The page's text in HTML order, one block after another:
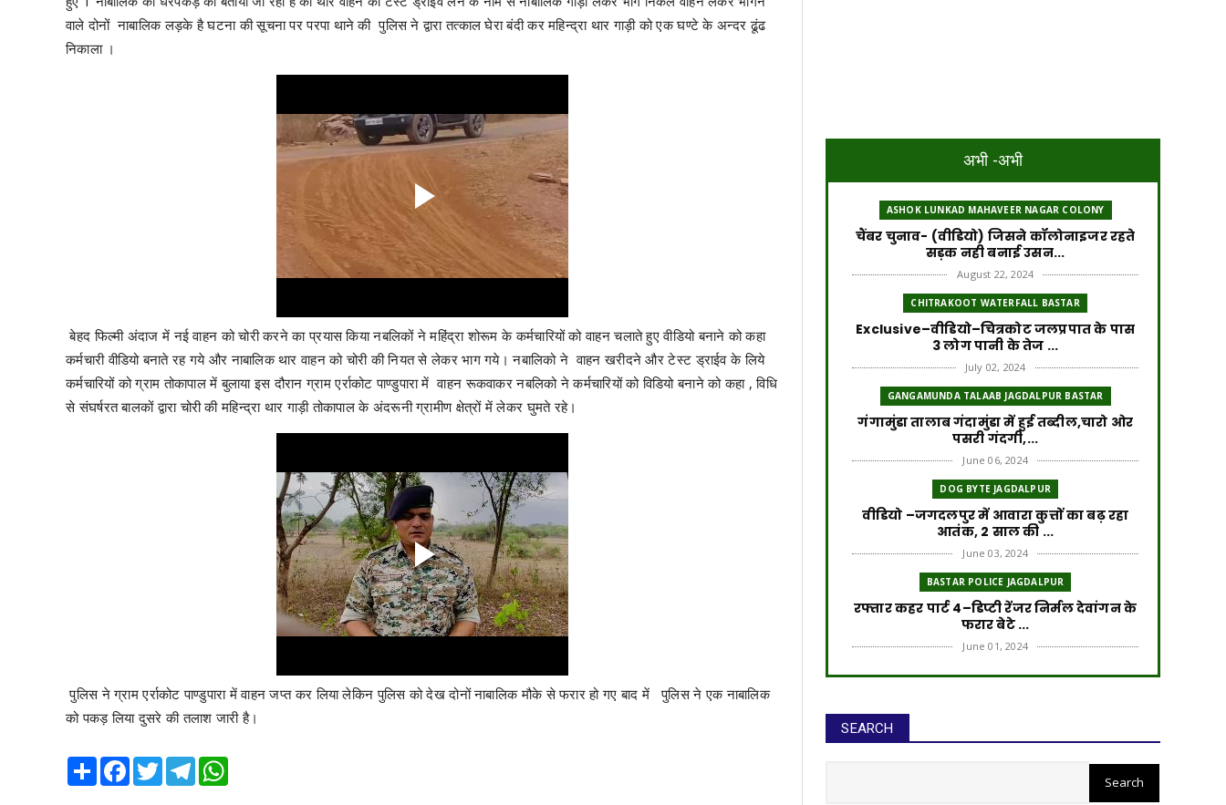
वाले दोनों नाबालिक लड़के है घटना की सूचना पर परपा थाने की पुलिस ने द्वारा तत्काल घेरा बंदी कर महिन्द्रा थार गाड़ी को एक घण्टे के अन्दर ढूंढ
निकाला ।
बेहद फिल्मी अंदाज में नई वाहन को चोरी करने का प्रयास किया नबलिकों ने महिंद्रा शोरूम के कर्मचारियों को वाहन चलाते हुए वीडियो बनाने को कहा
कर्मचारी वीडियो बनाते रह गये और नाबालिक थार वाहन को चोरी की नियत से लेकर भाग गये। नबालिको ने वाहन खरीदने और टेस्ट ड्राईव के लिये
कर्मचारियों को ग्राम तोकापाल में बुलाया इस दौरान ग्राम एर्राकोट पाण्डुपारा में वाहन रूकवाकर नबलिको ने कर्मचारियों को विडियो बनाने को कहा , विधि
से संघर्षरत बालकों द्वारा चोरी की महिन्द्रा थार गाड़ी तोकापाल के अंदरूनी ग्रामीण क्षेत्रों में लेकर घुमते रहे।
पुलिस ने ग्राम एर्राकोट पाण्डुपारा में वाहन जप्त कर लिया लेकिन पुलिस को देख दोनों नाबालिक मौके से फरार हो गए बाद में पुलिस ने एक नाबालिक
को पकड़ लिया दुसरे की तलाश जारी है।
Share Facebook
TwitterTelegram
अभी -अभी
ASHOK LUNKAD MAHAVEER NAGAR COLONY
चैंबर चुनाव- (वीडियो) जिसने कॉलोनाइजर रहते
सड़क नही बनाई उसन...
August 22, 2024
CHITRAKOOT WATERFALL BASTAR
Exclusive–वीडियो–चित्रकोट जलप्रपात के पास
3 लोग पानी के तेज ...
July 02, 2024
GANGAMUNDA TALAAB JAGDALPUR BASTAR
गंगामुंडा तालाब गंदामुंडा में हुई तब्दील,चारो ओर
पसरी गंदगी,...
June 06, 2024
DOG BYTE JAGDALPUR
वीडियो –जगदलपुर में आवारा कुत्तों का बढ़ रहा
आतंक, 2 साल की ...
June 03, 2024
BASTAR POLICE JAGDALPUR
रफ्तार कहर पार्ट 4–डिप्टी रेंजर निर्मल देवांगन के
फरार बेटे ...
June 01, 2024
ROAD ACCIDENT
May 30, 2024
SEARCH